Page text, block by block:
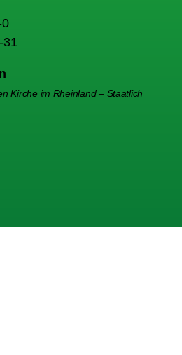
31
Kirche im Rheinland – Staatlich